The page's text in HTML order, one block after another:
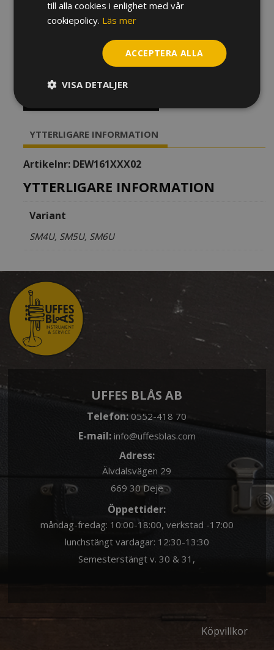
Variant
Baryton
Mead"
mängd
YTTERLIGARE INFORMATION
Artikelnr: DEW161XXX02
YTTERLIGARE INFORMATION
Variant
SM4U, SM5U, SM6U
UFFES BLÅS AB
Telefon:0552-418 70
E-mail: info@uffesblas.com
Adress:
Älvdalsvägen 29
669 30 Deje
Öppettider:
måndag-fredag: 10:00-18:00, verkstad -17:00
lunchstängt vardagar: 12:30-13:30
Semesterstängt v. 30 & 31,
Köpvillkor
till alla cookies i enlighet med vår
cookiepolicy. Läs mer
ACCEPTERA ALLA
VISA DETALJER